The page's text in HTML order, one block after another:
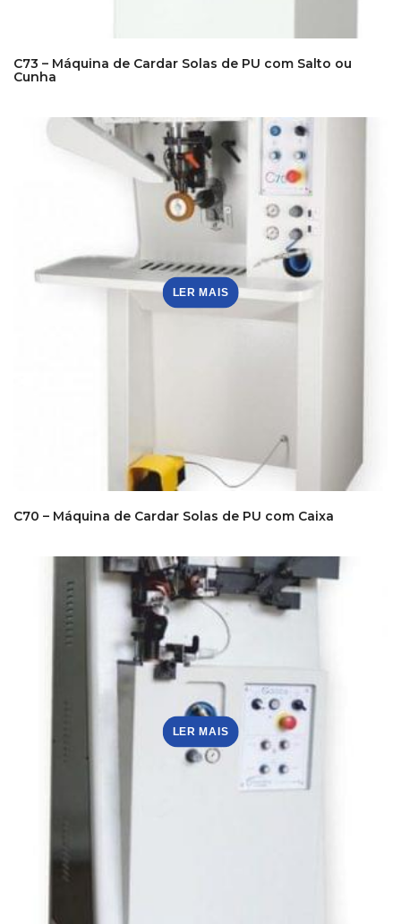
C73 – Máquina de Cardar Solas de PU com Salto ou
Cunha
C70 – Máquina de Cardar Solas de PU com Caixa
LER MAIS
LER MAIS